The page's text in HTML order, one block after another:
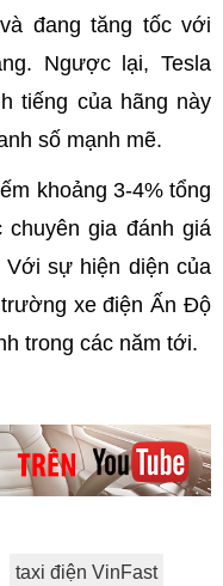
đang tăng tốc với
Ngược lại, Tesla
tiếng của hãng này
số mạnh mẽ.
khoảng 3-4% tổng
gia đánh giá
sự hiện diện của
xe điện Ấn Độ
trong các năm tới.
taxi điện VinFast